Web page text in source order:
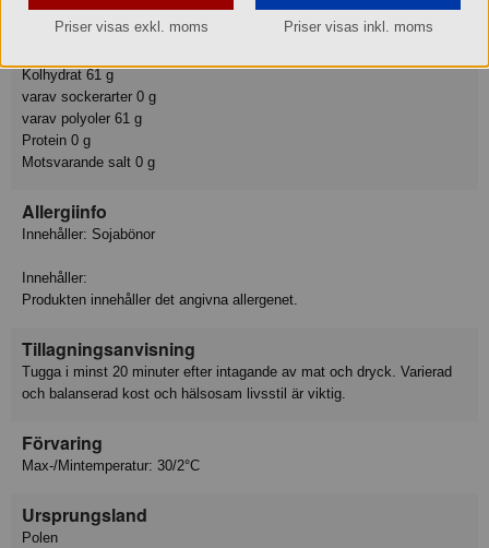
Energi 147 kcal
Fett 0 g
Kolhydrat 61 g
varav sockerarter 0 g
varav polyoler 61 g
Protein 0 g
Motsvarande salt 0 g
Allergiinfo
Innehåller: Sojabönor
Innehåller:
Produkten innehåller det angivna allergenet.
Tillagningsanvisning
Tugga i minst 20 minuter efter intagande av mat och dryck. Varierad
och balanserad kost och hälsosam livsstil är viktig.
Förvaring
Max-/Mintemperatur: 30/2°C
Ursprungsland
Polen
Priser visas exkl. moms Priser visas inkl. moms